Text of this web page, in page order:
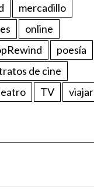
mercadillo
online
poesía
de cine
TV
viajar